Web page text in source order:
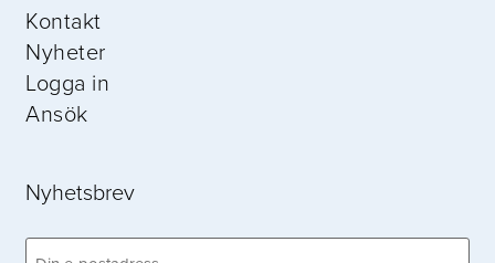
Kontakt
Nyheter
Logga in
Ansök
Nyhetsbrev
Email